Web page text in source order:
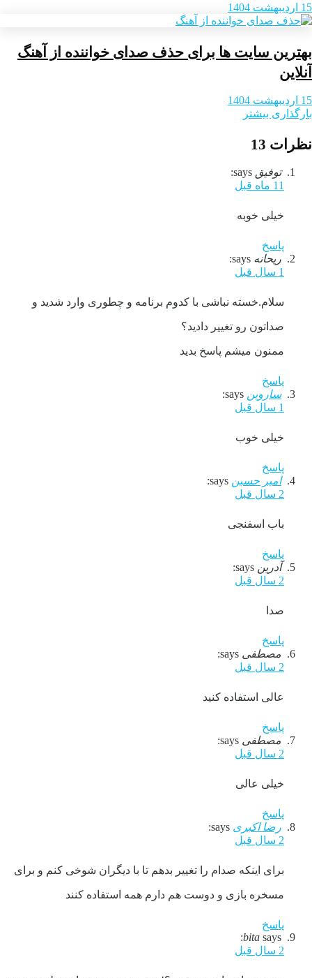
15 اردیبهشت 1404
بهترین سایت ها برای حذف صدای خواننده از آهنگ
آنلاین
15 اردیبهشت 1404
بارگذاری بیشتر
نظرات 13
توفیق says:
11 ماه قبل
خیلی خوبه
پاسخ
ریحانه says:
1 سال قبل
سلام.خسته نباشی با کدوم برنامه و چطوری وارد شدید و
صداتون رو تغییر دادید؟
ممنون میشم پاسخ بدید
پاسخ
ساروین says:
1 سال قبل
خیلی خوب
پاسخ
امیر حسین says:
2 سال قبل
باب اسفنجی
پاسخ
آدرین says:
2 سال قبل
صدا
پاسخ
مصطفی says:
2 سال قبل
عالی استفاده کنید
پاسخ
مصطفی says:
2 سال قبل
خیلی عالی
پاسخ
رضا اکبری says:
2 سال قبل
برای اینکه صدام را تغییر بدهم تا با دیگران شوخی کنم و برای
مسخره بازی و دوست هم دارم همه استفاده کنند
پاسخ
bita says:
2 سال قبل